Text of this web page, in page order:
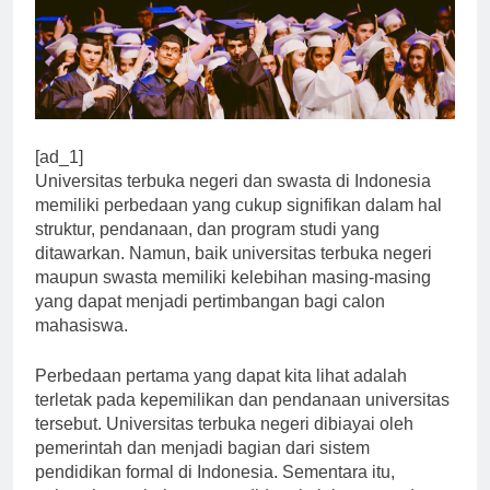
[ad_1]
Universitas terbuka negeri dan swasta di Indonesia
memiliki perbedaan yang cukup signifikan dalam hal
struktur, pendanaan, dan program studi yang
ditawarkan. Namun, baik universitas terbuka negeri
maupun swasta memiliki kelebihan masing-masing
yang dapat menjadi pertimbangan bagi calon
Perbedaan pertama yang dapat kita lihat adalah
terletak pada kepemilikan dan pendanaan universitas
tersebut. Universitas terbuka negeri dibiayai oleh
pemerintah dan menjadi bagian dari sistem